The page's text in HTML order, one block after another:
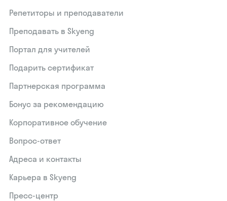
Репетиторы и преподаватели
Преподавать в Skyeng
Портал для учителей
Подарить сертификат
Партнерская программа
Бонус за рекомендацию
Корпоративное обучение
Вопрос-ответ
Адреса и контакты
Карьера в Skyeng
Пресс-центр